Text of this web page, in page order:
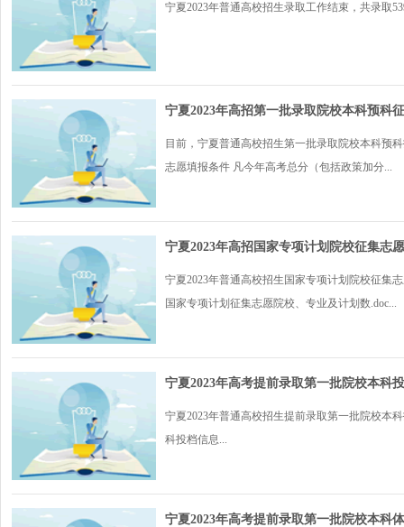
宁夏2023年普通高校招生录取工作结束，共录取
宁夏2023年高招第一批录取院校本科预科
目前，宁夏普通高校招生第一批录取院校本科预
志愿填报条件 凡今年高考总分（包括政策加分...
宁夏2023年高招国家专项计划院校征集志
宁夏2023年普通高校招生国家专项计划院校征集
国家专项计划征集志愿院校、专业及计划数.doc...
宁夏2023年高考提前录取第一批院校本科
宁夏2023年普通高校招生提前录取第一批院校本
科投档信息...
宁夏2023年高考提前录取第一批院校本科